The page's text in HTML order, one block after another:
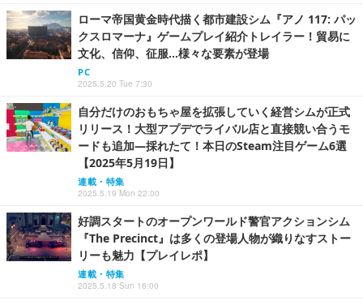
ローマ帝国黄金時代描く都市建設シム『アノ 117: パッ
クスロマーナ』ゲームプレイ紹介トレイラー！貿易に
文化、信仰、征服...様々な要素が登場
PC
2025.5.20 Tue 7:30
自分だけのおもちゃ屋を拡張していく経営シムが正式
リリース！大型アプデでライバル店と直接競い合うモ
ードも追加―採れたて！本日のSteam注目ゲーム6選
【2025年5月19日】
連載・特集
2025.5.19 Mon 22:00
好調スタートのオープンワールド警官アクションシム
『The Precinct』は多くの登場人物が織りなすストー
リーも魅力【プレイレポ】
連載・特集
2025.5.18 Sun 16:00